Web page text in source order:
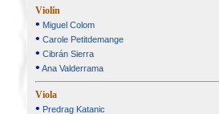
Violín
• Miguel Colom
• Carole Petitdemange
• Cibrán Sierra
• Ana Valderrama
Viola
• Predrag Katanic